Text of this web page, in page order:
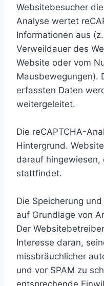
Websitebesucher
Analyse wertet
Informationen aus
Verweildauer des
Website oder vom
Mausbewegungen).
erfassten Daten
weitergeleitet.
Die reCAPTCHA-
Hintergrund.
darauf hingewiesen,
stattfindet.
Die Speicherung
auf Grundlage von
Der
Interesse daran,
missbräuchlicher
und vor SPAM zu
entsprechende